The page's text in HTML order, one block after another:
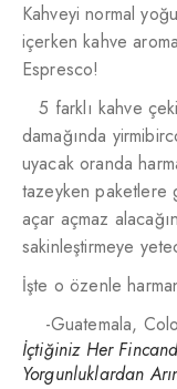
Kahveyi normal
içerken kahve
Espresco!
5 farklı kahve
damağında
uyacak oranda
tazeyken paketlere
açar açmaz
sakinleştirmeye
İşte o özenle
-Guatemala,
İçtiğiniz Her
Yorgunluklardan